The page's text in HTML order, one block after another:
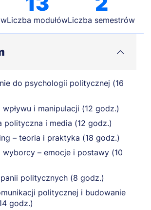
Liczba modułówLiczba semestrów
do psychologii politycznej (16
i manipulacji (12 godz.)
polityczna i media (12 godz.)
– teoria i praktyka (18 godz.)
wyborcy – emocje i postawy (10
politycznych (8 godz.)
politycznej i budowanie
godz.)